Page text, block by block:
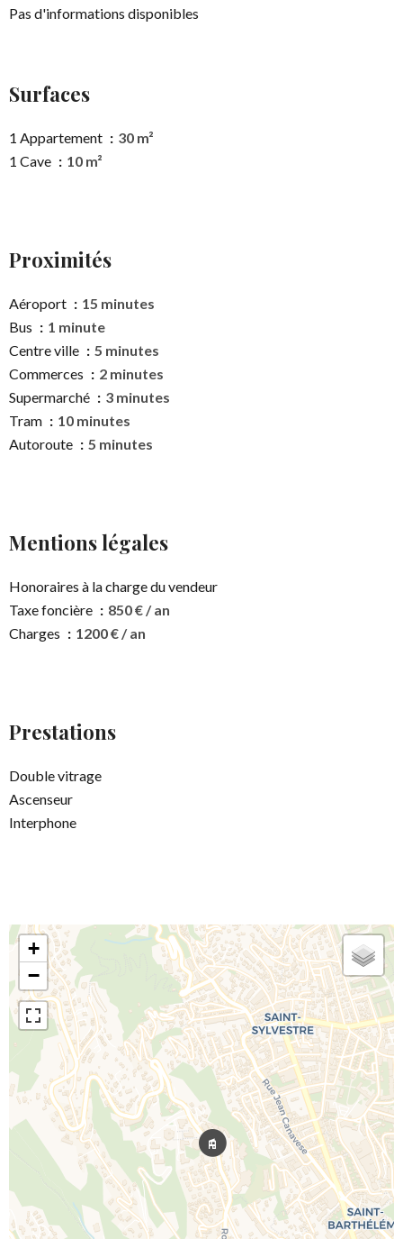
Pas d'informations disponibles
Surfaces
1 Appartement
30 m²
1 Cave
10 m²
Proximités
Aéroport
15 minutes
Bus
1 minute
Centre ville
5 minutes
Commerces
2 minutes
Supermarché
3 minutes
Tram
10 minutes
Autoroute
5 minutes
Mentions légales
Honoraires à la charge du vendeur
Taxe foncière
850 € / an
Charges
1200 € / an
Prestations
Double vitrage
Ascenseur
Interphone
+
−